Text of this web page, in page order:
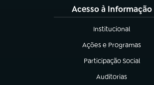
Acesso à Informação
Institucional
(abre em nova aba)
Ações e Programas
(abre em nova aba)
Participação Social
(abre em nova aba)
Auditorias
(abre em nova aba)